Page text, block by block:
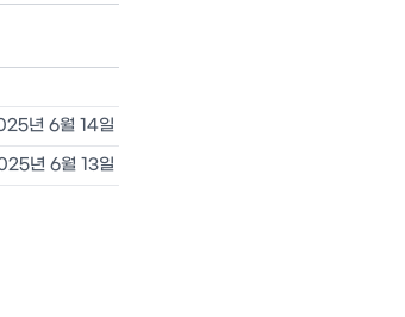
년 6월 14일
년 6월 13일